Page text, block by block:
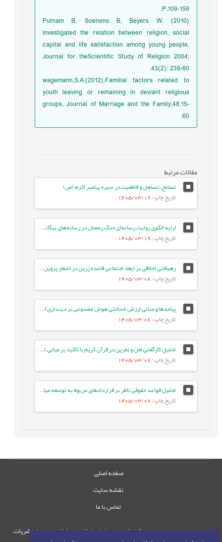
P.109-159.
Putnam B, Soenens B, Beyers W. (2010)
investigated the relation between religion, social
capital and life satisfaction among young people,
Journal for theScientific Study of Religion 2004;
43(2): 239-60.
wagemann,S.A.(2012).Familial factors related to
youth leaving or remaining in deviant religious
groups, Journal of Marriage and the Family,48,15-
60.
مقالات مرتبط
تسامح، تساهل و قاطعیت در سیره پیامبر اکرم (ص)
تاریخ چاپ: 1405/03/19
ارایه الگوی روایت رسانه‌ای جنگ رمضان در رسانه‌های بیگانه: مطالعه موردی ایران اینترنشنال
تاریخ چاپ: 1405/03/19
رهیافتی اخلاقی بر ابعاد اجتماعی قاعده زرین در اشعار پروین اعتصامی
تاریخ چاپ: 1405/03/08
پیامدها و مبانی ارزش شناختی هوش مصنوعی بر دینداری انسان معاصر
تاریخ چاپ: 1405/03/08
تحلیل کارگفتی لعن و نفرین در قرآن کریم با تاکید بر مبانی تربیتی آن
تاریخ چاپ: 1405/03/07
تحلیل قواعد حقوقی ناظر بر قراردادهای مربوط به توسعه میادین مشترک نفت و گاز
تاریخ چاپ: 1405/03/07
صفحه اصلی
نقشه سایت
تماس با ما
حقوق این وب‌سایت متعلق به سامانه مدیریت نشریات